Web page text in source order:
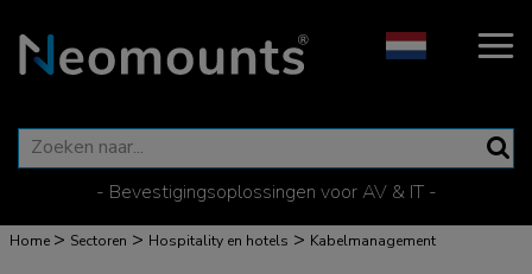
- Bevestigingsoplossingen voor AV & IT -
Home > Sectoren > Hospitality en hotels > Kabelmanagement